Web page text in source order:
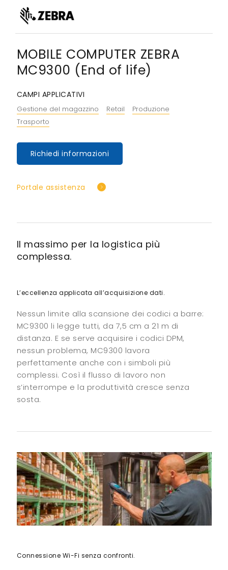
MOBILE COMPUTER ZEBRA
MC9300 (End of life)
CAMPI APPLICATIVI
Gestione del magazzino Retail
Produzione
Trasporto
Richiedi informazioni
Portale assistenza
Il massimo per la logistica più
complessa.
L’eccellenza applicata all’acquisizione dati.
Nessun limite alla scansione dei codici a barre:
MC9300 li legge tutti, da 7,5 cm a 21 m di
distanza. E se serve acquisire i codici DPM,
nessun problema, MC9300 lavora
perfettamente anche con i simboli più
complessi. Così il flusso di lavoro non
s’interrompe e la produttività cresce senza
sosta.
Connessione Wi-Fi senza confronti.